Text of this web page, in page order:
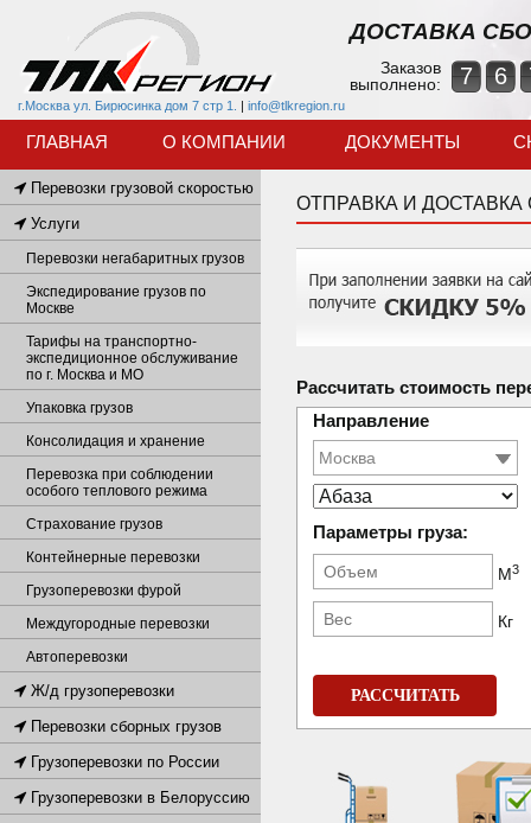
г.Москва ул. Бирюсинка дом 7 стр 1. | info@tlkregion.ru
ДОСТАВКА
Заказов
выполнено:
7 6
ГЛАВНАЯ О КОМПАНИИ ДОКУМЕНТЫ
ОТПРАВКА И
Рассчитать стоимость
Направление
Параметры груза:
М3
Кг
РАССЧИТАТЬ
Перевозки грузовой скоростью
Услуги
Перевозки негабаритных грузов
Экспедирование грузов по
Москве
Тарифы на транспортно-
экспедиционное обслуживание
по г. Москва и МО
Упаковка грузов
Консолидация и хранение
Перевозка при соблюдении
особого теплового режима
Страхование грузов
Контейнерные перевозки
Грузоперевозки фурой
Междугородные перевозки
Автоперевозки
Ж/д грузоперевозки
Перевозки сборных грузов
Грузоперевозки по России
Грузоперевозки в Белоруссию